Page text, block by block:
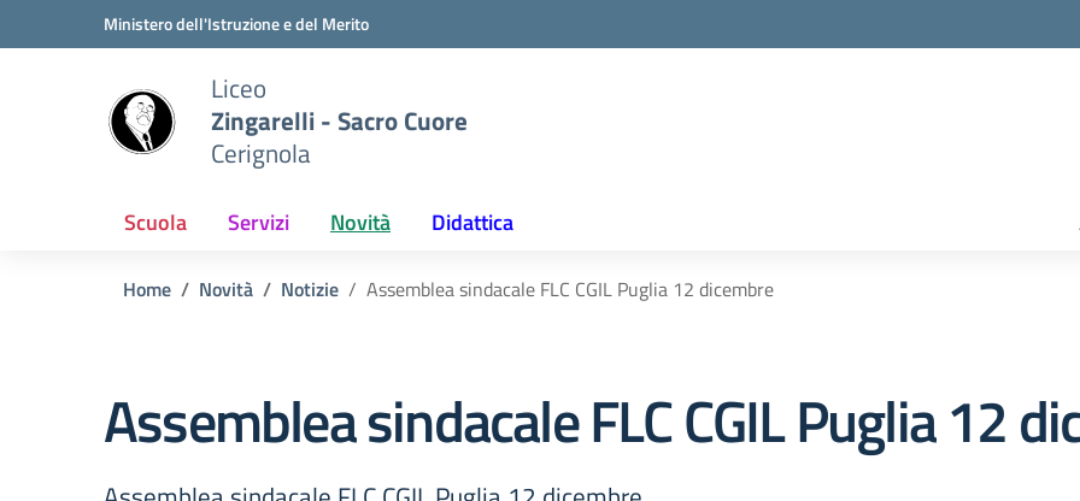
Vai ai contenuti
Vai al menu di navigazioneMinistero dell'Istruzione e del Merito
Liceo
Zingarelli - Sacro Cuore
Cerignola
Scuola Servizi Novità Didattica
Home Novità Notizie Assemblea sindacale FLC CGIL Puglia 12 dicembre
Assemblea sindacale FLC CGIL Puglia 12